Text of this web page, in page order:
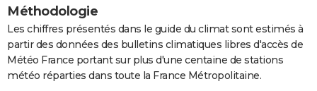
Méthodologie
Les chiffres présentés dans le guide du climat sont estimés à
partir des données des bulletins climatiques libres d'accès de
Météo France portant sur plus d'une centaine de stations
météo réparties dans toute la France Métropolitaine.